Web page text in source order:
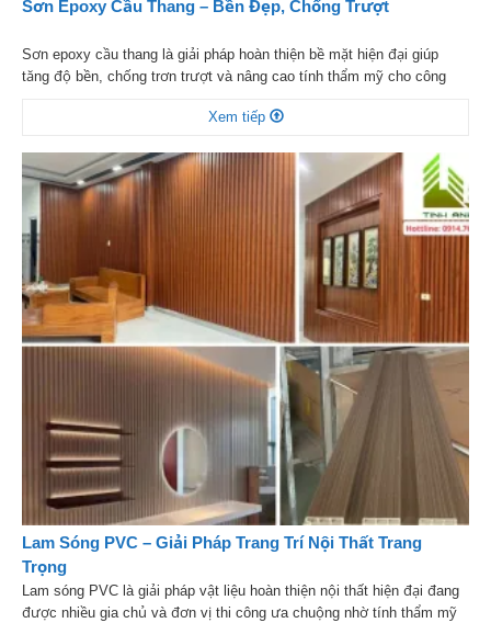
Sơn Epoxy Cầu Thang – Bền Đẹp, Chống Trượt
Sơn epoxy cầu thang là giải pháp hoàn thiện bề mặt hiện đại giúp
tăng độ bền, chống trơn trượt và nâng cao tính thẩm mỹ cho công
chịu tác động lớn từ tần suất đi lại và môi trường, […]
Xem tiếp
Lam Sóng PVC – Giải Pháp Trang Trí Nội Thất Trang
Trọng
Lam sóng PVC là giải pháp vật liệu hoàn thiện nội thất hiện đại đang
được nhiều gia chủ và đơn vị thi công ưa chuộng nhờ tính thẩm mỹ